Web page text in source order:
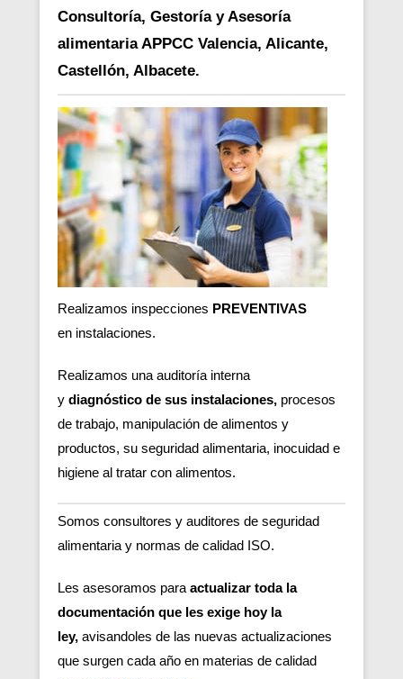
Consultoría, Gestoría y Asesoría
alimentaria APPCC Valencia, Alicante,
Castellón, Albacete.
Realizamos inspecciones PREVENTIVAS
en instalaciones.
Realizamos una auditoría interna
y diagnóstico de sus instalaciones, procesos
de trabajo, manipulación de alimentos y
productos, su seguridad alimentaria, inocuidad e
higiene al tratar con alimentos.
Somos consultores y auditores de seguridad
alimentaria y normas de calidad ISO.
Les asesoramos para actualizar toda la
documentación que les exige hoy la
ley, avisandoles de las nuevas actualizaciones
que surgen cada año en materias de calidad